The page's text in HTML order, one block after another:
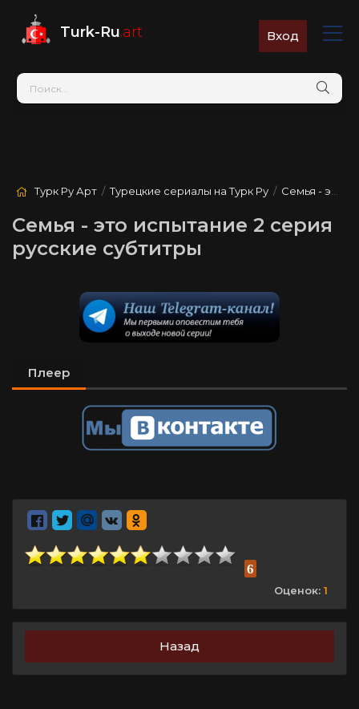
Turk-Ru.art Вход
Турк Ру Арт /Турецкие сериалы на Турк Ру / Семья - это испытание
Семья - это испытание 2 серия
русские субтитры
Плеер
6
Оценок: 1
Назад